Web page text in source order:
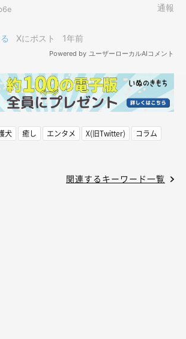
犬 癒し エンタメ X(旧Twitter)
コラム
関連するキーワード一覧